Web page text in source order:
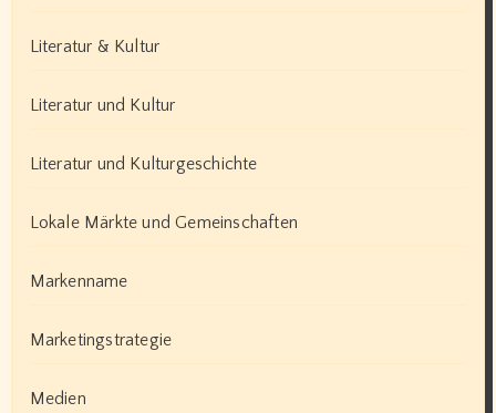
Literatur & Kultur
Literatur und Kultur
Literatur und Kulturgeschichte
Lokale Märkte und Gemeinschaften
Markenname
Marketingstrategie
Medien